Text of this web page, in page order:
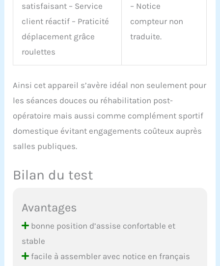
satisfaisant – Service
client réactif – Praticité
déplacement grâce
roulettes
– Notice
compteur non
traduite.
Ainsi cet appareil s’avère idéal non seulement pour
les séances douces ou réhabilitation post-
opératoire mais aussi comme complément sportif
domestique évitant engagements coûteux auprès
salles publiques.
Bilan du test
Avantages
bonne position d’assise confortable et
stable
facile à assembler avec notice en français